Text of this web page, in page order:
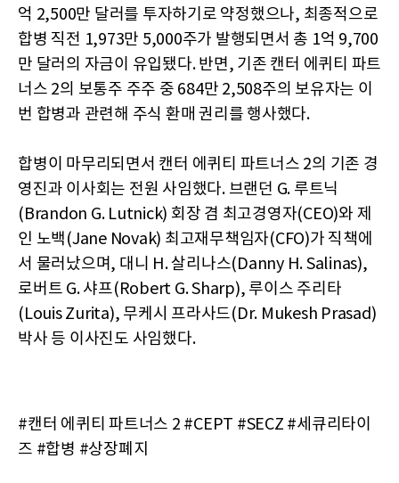
억 2,500만 달러를 투자하기로 약정했으나, 최종적으로
합병 직전 1,973만 5,000주가 발행되면서 총 1억 9,700
만 달러의 자금이 유입됐다. 반면, 기존 캔터 에퀴티 파트
너스 2의 보통주 주주 중 684만 2,508주의 보유자는 이
번 합병과 관련해 주식 환매 권리를 행사했다.
합병이 마무리되면서 캔터 에퀴티 파트너스 2의 기존 경
영진과 이사회는 전원 사임했다. 브랜던 G. 루트닉
(Brandon G. Lutnick) 회장 겸 최고경영자(CEO)와 제
인 노백(Jane Novak) 최고재무책임자(CFO)가 직책에
서 물러났으며, 대니 H. 살리나스(Danny H. Salinas),
로버트 G. 샤프(Robert G. Sharp), 루이스 주리타
(Louis Zurita), 무케시 프라사드(Dr. Mukesh Prasad)
박사 등 이사진도 사임했다.
#캔터 에퀴티 파트너스 2 #CEPT #SECZ #세큐리타이
즈 #합병 #상장폐지